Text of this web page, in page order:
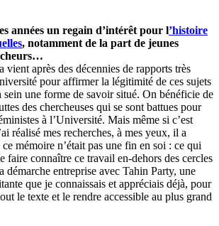
années un regain d’intérêt pour l’histoire
, notamment de la part de jeunes
vient après des décennies de rapports très
pour affirmer la légitimité de ces sujets
sein une forme de savoir situé. On bénéficie de
des chercheuses qui se sont battues pour
à l’Université. Mais même si c’est
réalisé mes recherches, à mes yeux, il a
mémoire n’était pas une fin en soi : ce qui
faire connaître ce travail en-dehors des cercles
démarche entreprise avec Tahin Party, une
que je connaissais et appréciais déjà, pour
le texte et le rendre accessible au plus grand